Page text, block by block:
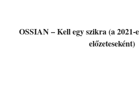
OSSIAN – Kell egy szikra (a 2021-
előzeteseként)